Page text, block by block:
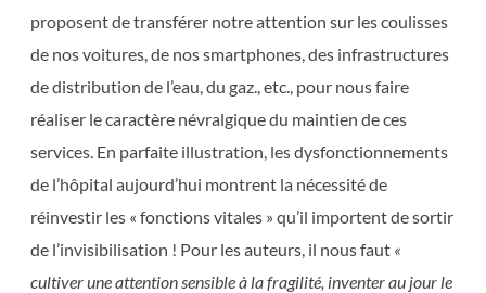
proposent de transférer notre attention sur les coulisses
de nos voitures, de nos smartphones, des infrastructures
de distribution de l’eau, du gaz., etc., pour nous faire
réaliser le caractère névralgique du maintien de ces
services. En parfaite illustration, les dysfonctionnements
de l’hôpital aujourd’hui montrent la nécessité de
réinvestir les « fonctions vitales » qu’il importent de sortir
de l’invisibilisation ! Pour les auteurs, il nous faut «
cultiver une attention sensible à la fragilité, inventer au jour le